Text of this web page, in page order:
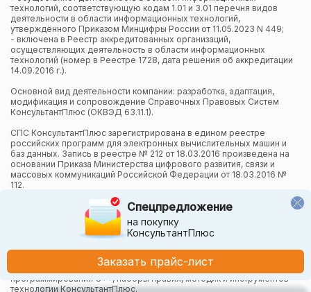
технологий, соответствующую кодам 1.01 и 3.01 перечня видов
деятельности в области информационных технологий,
утверждённого Приказом Минцифры России от 11.05.2023 N 449;
- включена в Реестр аккредитованных организаций,
осуществляющих деятельность в области информационных
технологий (номер в Реестре 1728, дата решения об аккредитации
14.09.2016 г.).
Основной вид деятельности компании: разработка, адаптация,
модификация и сопровождение Справочных Правовых Систем
КонсультантПлюс (ОКВЭД 63.11.1).
СПС КонсультантПлюс зарегистрирована в едином реестре
российских программ для электронных вычислительных машин и
баз данных. Запись в реестре № 212 от 18.03.2016 произведена на
основании Приказа Министерства цифрового развития, связи и
массовых коммуникаций Российской Федерации от 18.03.2016 №
112.
Компания осуществляет также и другие виды деятельности в
области информационных технологий.
Компания в рамках осуществления деятельности в области
информационных технологий (адаптация и модификация Систем
КонсультантПлюс) использует язык программирования Python,
СУБД, относящуюся к классу NoSQL-систем на языке
программирования C++, наборы правил, методик и инструментов
технологии КонсультантПлюс.
Спецпредложение
на покупку
КонсультантПлюс
Заказать прайс-лист